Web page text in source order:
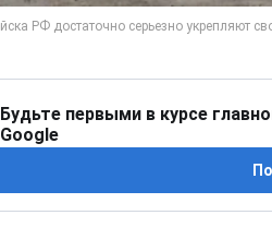
Будьте первыми в курсе
Google